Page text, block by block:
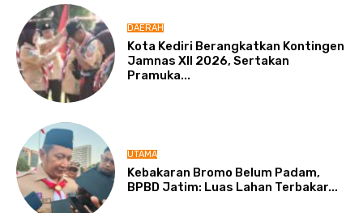
DAERAH
Kota Kediri Berangkatkan Kontingen
Jamnas XII 2026, Sertakan
Pramuka...
UTAMA
Kebakaran Bromo Belum Padam,
BPBD Jatim: Luas Lahan Terbakar...